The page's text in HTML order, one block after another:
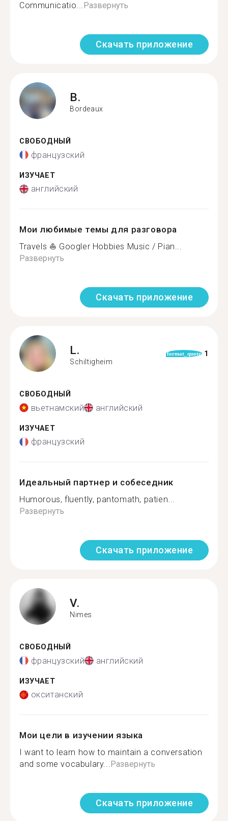
Communicatio...Развернуть
Скачать приложение
B.
Bordeaux
СВОБОДНЫЙ
французский
ИЗУЧАЕТ
английский
Мои любимые темы для разговора
Travels ⛵️ Googler Hobbies Music / Pian...
Развернуть
Скачать приложение
L.
Schiltigheim
format_quote 1
СВОБОДНЫЙ
вьетнамский английский
ИЗУЧАЕТ
французский
Идеальный партнер и собеседник
Humorous, fluently, pantomath, patien...
Развернуть
Скачать приложение
V.
Nimes
СВОБОДНЫЙ
французский английский
ИЗУЧАЕТ
окситанский
Мои цели в изучении языка
I want to learn how to maintain a conversation
and some vocabulary...Развернуть
Скачать приложение